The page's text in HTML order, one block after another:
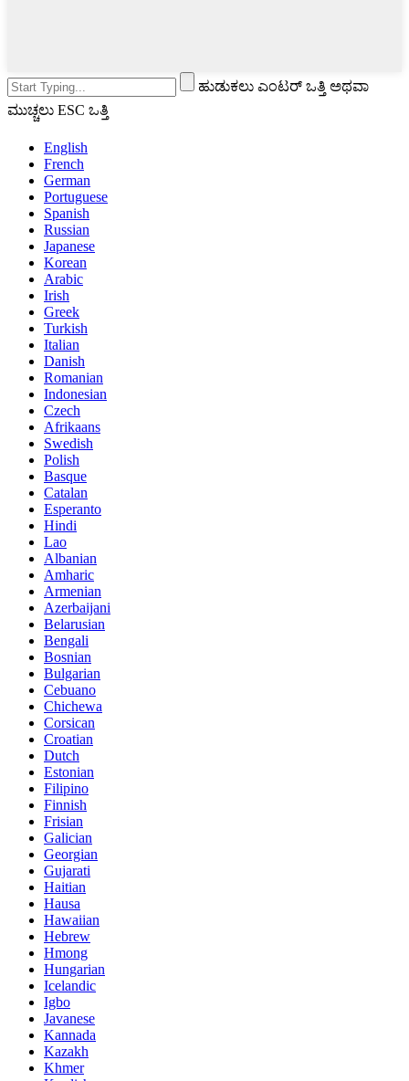
ಹುಡುಕಲು ಎಂಟರ್ ಒತ್ತಿ ಅಥವಾ
ಮುಚ್ಚಲು ESC ಒತ್ತಿ
English
French
German
Portuguese
Spanish
Russian
Japanese
Korean
Arabic
Irish
Greek
Turkish
Italian
Danish
Romanian
Indonesian
Czech
Afrikaans
Swedish
Polish
Basque
Catalan
Esperanto
Hindi
Lao
Albanian
Amharic
Armenian
Azerbaijani
Belarusian
Bengali
Bosnian
Bulgarian
Cebuano
Chichewa
Corsican
Croatian
Dutch
Estonian
Filipino
Finnish
Frisian
Galician
Georgian
Gujarati
Haitian
Hausa
Hawaiian
Hebrew
Hmong
Hungarian
Icelandic
Igbo
Javanese
Kannada
Kazakh
Khmer